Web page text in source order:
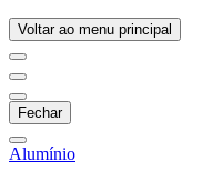
Voltar ao menu principal
Fechar
Alumínio